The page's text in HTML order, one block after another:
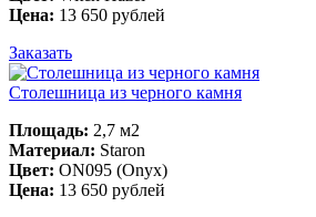
Цена: 13 650 рублей
Заказать
Столешница из черного камня
Площадь: 2,7 м2
Материал: Staron
Цвет: ON095 (Onyx)
Цена: 13 650 рублей